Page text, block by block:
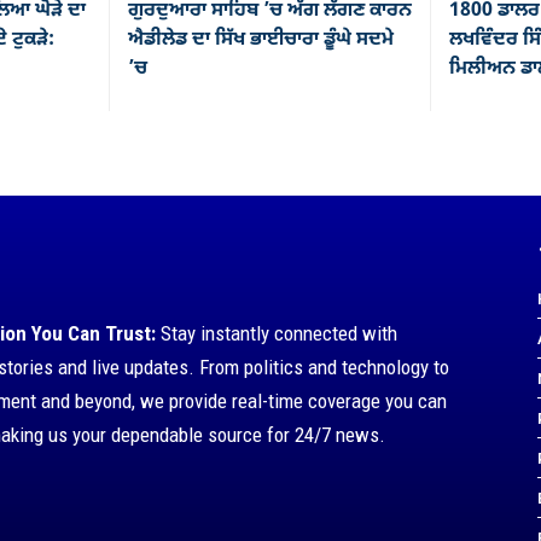
ਘੋੜੇ ਦਾ
ਟੁਕੜੇ:
ਗੁਰਦੁਆਰਾ ਸਾਹਿਬ ’ਚ ਅੱਗ ਲੱਗਣ ਕਾਰਨ
ਐਡੀਲੇਡ ਦਾ ਸਿੱਖ ਭਾਈਚਾਰਾ ਡੂੰਘੇ ਸਦਮੇ
’ਚ
1800
ਲਖਵਿੰਦਰ
ਮਿਲੀਅਨ
You Can Trust: Stay instantly connected with
and live updates. From politics and technology to
and beyond, we provide real-time coverage you can
us your dependable source for 24/7 news.